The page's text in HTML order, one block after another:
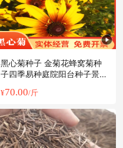
黑心菊种子 金菊花蜂窝菊种
子四季易种庭院阳台种子景观
¥70.00/斤